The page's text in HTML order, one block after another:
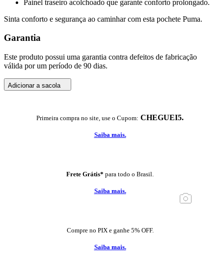
Painel traseiro acolchoado que garante conforto prolongado.
Sinta conforto e segurança ao caminhar com esta pochete Puma.
Garantia
Este produto possui uma garantia contra defeitos de fabricação
válida por um período de 90 dias.
Adicionar a sacola
Primeira compra no site, use o Cupom: CHEGUEI5.
Saiba mais.
Frete Grátis* para todo o Brasil.
Saiba mais.
Compre no PIX e ganhe 5% OFF.
Saiba mais.